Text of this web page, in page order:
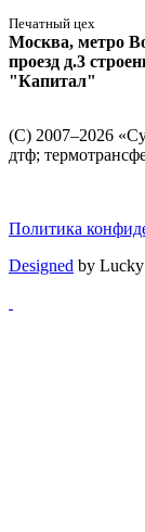
Печатный цех
Москва, метро
проезд д.3
"Капитал"
(С) 2007–2026
дтф;
Политика
Designed by